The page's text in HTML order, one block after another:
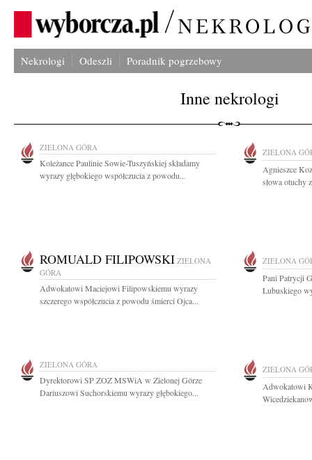
Nekrologi Odeszli Poradnik pogrzebowy
Inne nekrologi
ZIELONA GÓRA
Koleżance Paulinie Sowie-Tuszyńskiej składamy
wyrazy głębokiego współczucia z powodu...
ZIELONA
Agnieszce
słowa otuchy
ROMUALD FILIPOWSKI ZIELONA
GÓRA
Adwokatowi Maciejowi Filipowskiemu wyrazy
szczerego współczucia z powodu śmierci Ojca...
ZIELONA
Pani Patrycji
Lubuskiego
ZIELONA GÓRA
Dyrektorowi SP ZOZ MSWiA w Zielonej Górze
Dariuszowi Suchorskiemu wyrazy głębokiego...
ZIELONA
Adwokatowi